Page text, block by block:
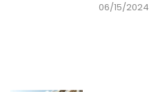
06/15/2024